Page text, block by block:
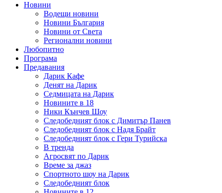
Новини
Водещи новини
Новини България
Новини от Света
Регионални новини
Любопитно
Програма
Предавания
Дарик Кафе
Денят на Дарик
Седмицата на Дарик
Новините в 18
Ники Кънчев Шоу
Следобедният блок с Димитър Панев
Следобедният блок с Надя Брайт
Следобедният блок с Гери Турийска
В тренда
Агросвят по Дарик
Време за джаз
Спортното шоу на Дарик
Следобедният блок